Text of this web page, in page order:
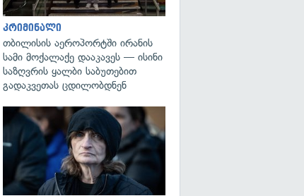
გადახედვა
კრიმინალი
თბილისის აეროპორტში ირანის
სამი მოქალაქე დააკავეს — ისინი
საზღვრის ყალბი საბუთებით
გადაკვეთას ცდილობდნენ